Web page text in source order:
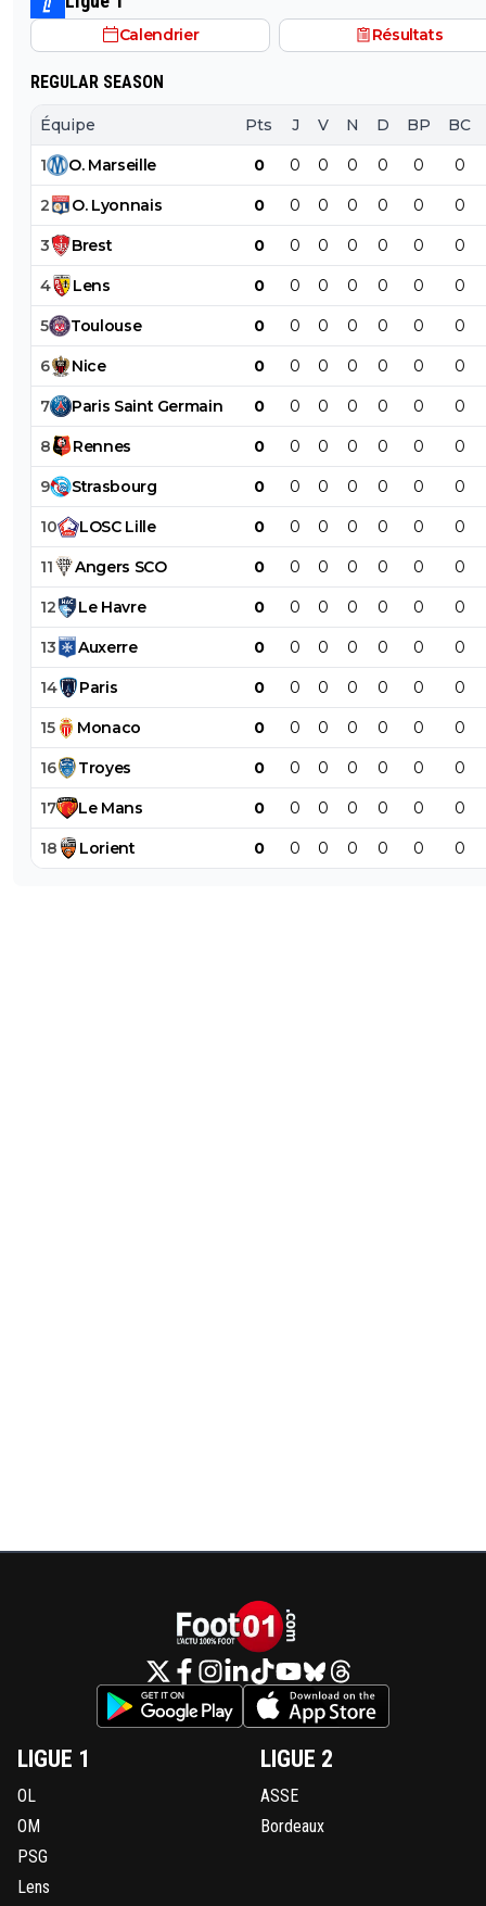
Calendrier Résultats
REGULAR SEASON
Équipe Pts J V N D BP BC
1 O. Marseille 0 0 0 0 0 0 0
2 O. Lyonnais 0 0 0 0 0 0 0
3 Brest 0 0 0 0 0 0 0
4 Lens 0 0 0 0 0 0 0
5 Toulouse 0 0 0 0 0 0 0
6 Nice 0 0 0 0 0 0 0
7 Paris Saint Germain 0 0 0 0 0 0 0
8 Rennes 0 0 0 0 0 0 0
9 Strasbourg 0 0 0 0 0 0 0
10 LOSC Lille 0 0 0 0 0 0 0
11 Angers SCO 0 0 0 0 0 0 0
12 Le Havre 0 0 0 0 0 0 0
13 Auxerre 0 0 0 0 0 0 0
14 Paris 0 0 0 0 0 0 0
15 Monaco 0 0 0 0 0 0 0
16 Troyes 0 0 0 0 0 0 0
17 Le Mans 0 0 0 0 0 0 0
18 Lorient 0 0 0 0 0 0 0
LIGUE 1
OL
OM
PSG
Lens
LIGUE 2
ASSE
Bordeaux